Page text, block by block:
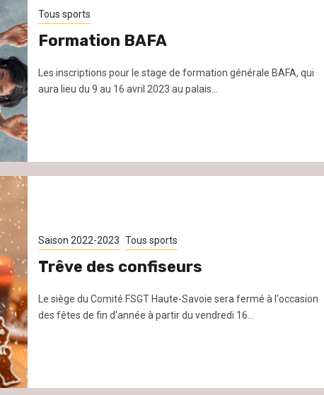
Tous sports
Formation BAFA
Les inscriptions pour le stage de formation générale BAFA, qui
aura lieu du 9 au 16 avril 2023 au palais...
Saison 2022-2023 Tous sports
Trêve des confiseurs
Le siège du Comité FSGT Haute-Savoie sera fermé à l'occasion
des fêtes de fin d'année à partir du vendredi 16...